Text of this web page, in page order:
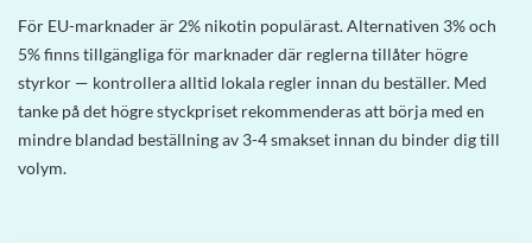
För EU-marknader är 2% nikotin populärast. Alternativen 3% och
5% finns tillgängliga för marknader där reglerna tillåter högre
styrkor — kontrollera alltid lokala regler innan du beställer. Med
tanke på det högre styckpriset rekommenderas att börja med en
mindre blandad beställning av 3-4 smakset innan du binder dig till
volym.